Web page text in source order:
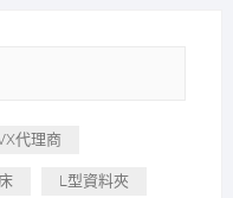
代理商
L型資料夾